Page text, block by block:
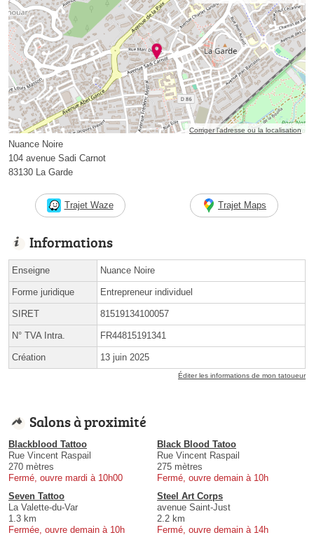
Corriger l’adresse ou la localisation
Nuance Noire
104 avenue Sadi Carnot
83130 La Garde
Trajet Waze Trajet Maps
Informations
Enseigne Nuance Noire
Forme juridique Entrepreneur individuel
SIRET 81519134100057
N° TVA Intra. FR44815191341
Création 13 juin 2025
Éditer les informations de mon tatoueur
Salons à proximité
Blackblood Tattoo
Rue Vincent Raspail
270 mètres
Fermé, ouvre mardi à 10h00
Black Blood Tatoo
Rue Vincent Raspail
275 mètres
Fermé, ouvre demain à 10h
Seven Tattoo
La Valette-du-Var
1.3 km
Fermée, ouvre demain à 10h
Steel Art Corps
avenue Saint-Just
2.2 km
Fermé, ouvre demain à 14h